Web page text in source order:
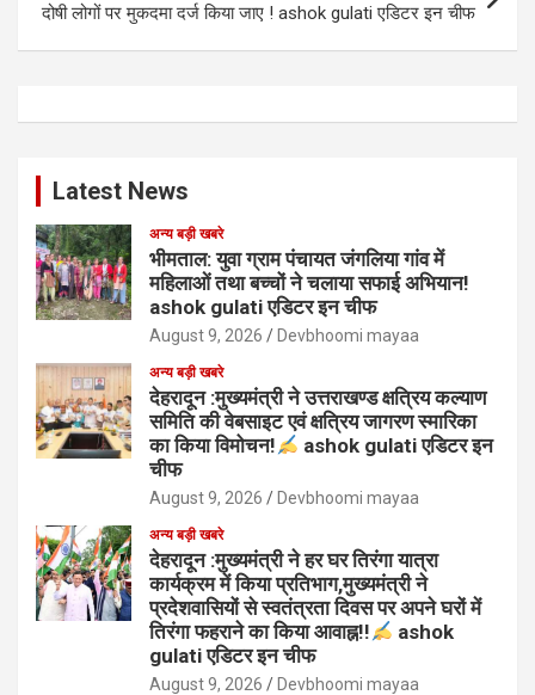
दोषी लोगों पर मुकदमा दर्ज किया जाए ! ashok gulati एडिटर इन चीफ
Latest News
अन्य बड़ी खबरे
भीमताल: युवा ग्राम पंचायत जंगलिया गांव में
महिलाओं तथा बच्चों ने चलाया सफाई अभियान!
ashok gulati एडिटर इन चीफ
August 9, 2026 Devbhoomi mayaa
अन्य बड़ी खबरे
देहरादून :मुख्यमंत्री ने उत्तराखण्ड क्षत्रिय कल्याण
समिति की वेबसाइट एवं क्षत्रिय जागरण स्मारिका
का किया विमोचन!
ashok gulati एडिटर इन
चीफ
August 9, 2026 Devbhoomi mayaa
अन्य बड़ी खबरे
देहरादून :मुख्यमंत्री ने हर घर तिरंगा यात्रा
कार्यक्रम में किया प्रतिभाग,मुख्यमंत्री ने
प्रदेशवासियों से स्वतंत्रता दिवस पर अपने घरों में
तिरंगा फहराने का किया आवाह्न!!
ashok
gulati एडिटर इन चीफ
August 9, 2026 Devbhoomi mayaa